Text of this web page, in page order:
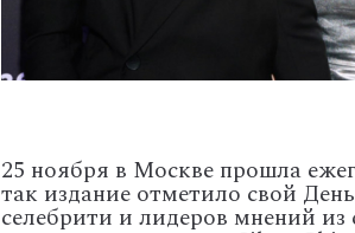
25 ноября в Москве прошла
так издание отметило свой
селебрити и лидеров мнений